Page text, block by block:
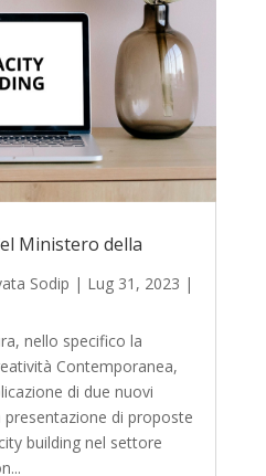
Ministero della
Sodip | Lug 31, 2023 |
nello specifico la
Contemporanea,
di due nuovi
di proposte
building nel settore